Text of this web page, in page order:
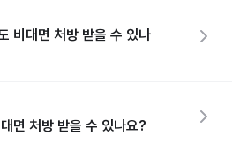
비대면 처방 받을 수 있나
면 처방 받을 수 있나요?